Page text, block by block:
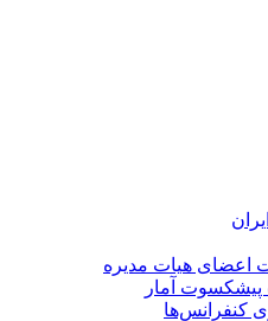
اعضای هیات مدیره
پیشکسوت آمار
کنفرانس‌ها